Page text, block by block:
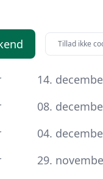
(3-5
14.
08.
04.
29.
Tillad ikke